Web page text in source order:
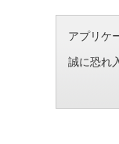
アプリケ
誠に恐れ